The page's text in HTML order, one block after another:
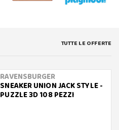
TUTTE LE OFFERTE
RAVENSBURGER
SNEAKER UNION JACK STYLE -
PUZZLE 3D 108 PEZZI